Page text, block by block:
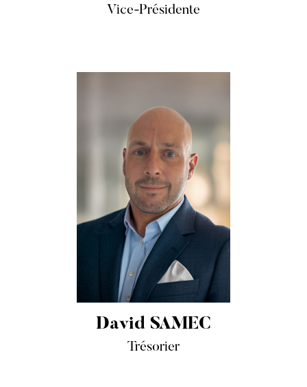
Vice-Présidente
David SAMEC
Trésorier